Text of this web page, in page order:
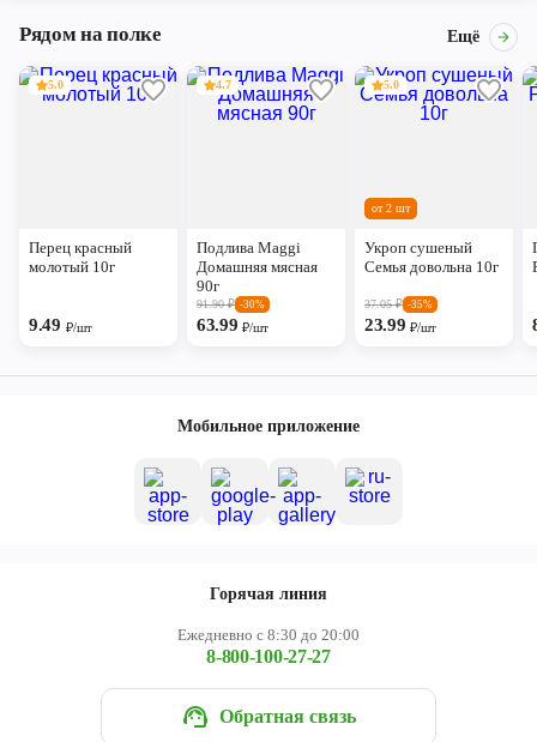
Рядом на полке Ещё
5.0
Перец красный
молотый 10г
9.49 ₽/шт
4.7
Подлива Maggi
Домашняя мясная
90г
91.90₽ -30%
63.99₽/шт
от 2 шт
5.0
Укроп сушеный
Семья довольна 10г
37.05₽ -35%
23.99₽/шт
Мобильное приложение
Горячая линия
Ежедневно с 8:30 до 20:00
8-800-100-27-27
Обратная связь